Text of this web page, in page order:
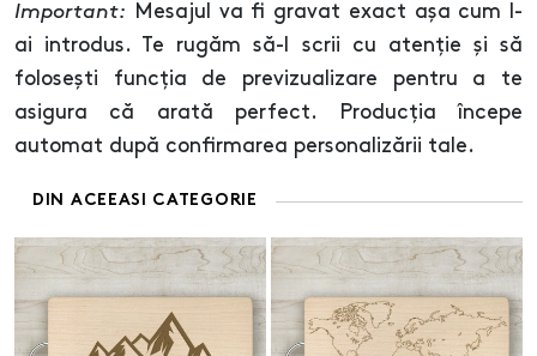
Important: Mesajul va fi gravat exact așa cum l-
ai introdus. Te rugăm să-l scrii cu atenție și să
folosești funcția de previzualizare pentru a te
asigura că arată perfect. Producția începe
automat după confirmarea personalizării tale.
DIN ACEEASI CATEGORIE